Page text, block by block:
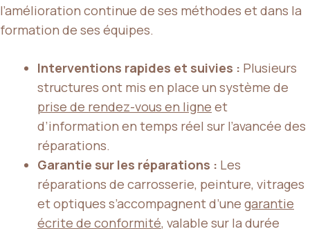
l’amélioration continue de ses méthodes et dans la
formation de ses équipes.
Interventions rapides et suivies : Plusieurs
structures ont mis en place un système de
prise de rendez-vous en ligne et
d’information en temps réel sur l’avancée des
réparations.
Garantie sur les réparations : Les
réparations de carrosserie, peinture, vitrages
et optiques s’accompagnent d’une garantie
écrite de conformité, valable sur la durée